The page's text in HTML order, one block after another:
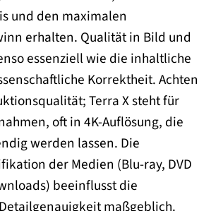
und den maximalen
erhalten. Qualität in Bild und
essenziell wie die inhaltliche
Korrektheit. Achten
Terra X steht für
oft in 4K-Auflösung, die
werden lassen. Die
der Medien (Blu-ray, DVD
beeinflusst die
maßgeblich.